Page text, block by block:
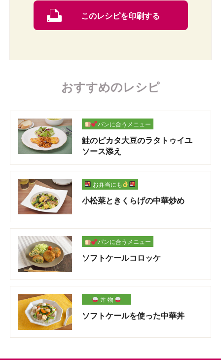
このレシピを印刷する
おすすめのレシピ
パンに合うメニュー
鮭のピカタ大豆のラタトゥイユ
ソース添え
お弁当にも
小松菜ときくらげの中華炒め
パンに合うメニュー
ソフトケールコロッケ
丼 物
ソフトケールを使った中華丼